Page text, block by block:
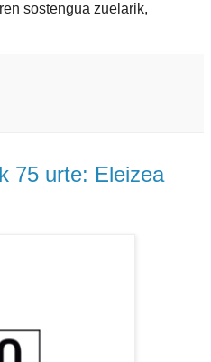
sostengua zuelarik,
75 urte: Eleizea